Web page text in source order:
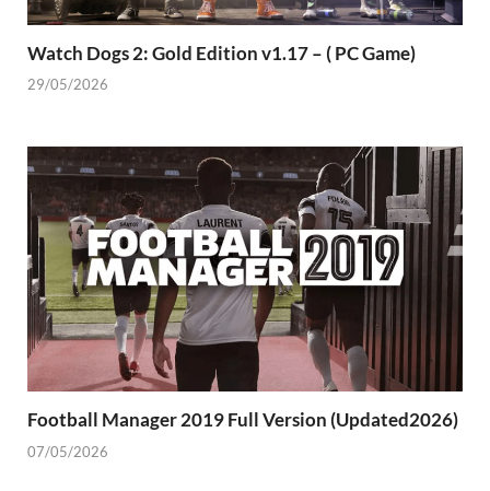
Watch Dogs 2: Gold Edition v1.17 – ( PC Game)
29/05/2026
Football Manager 2019 Full Version (Updated2026)
07/05/2026